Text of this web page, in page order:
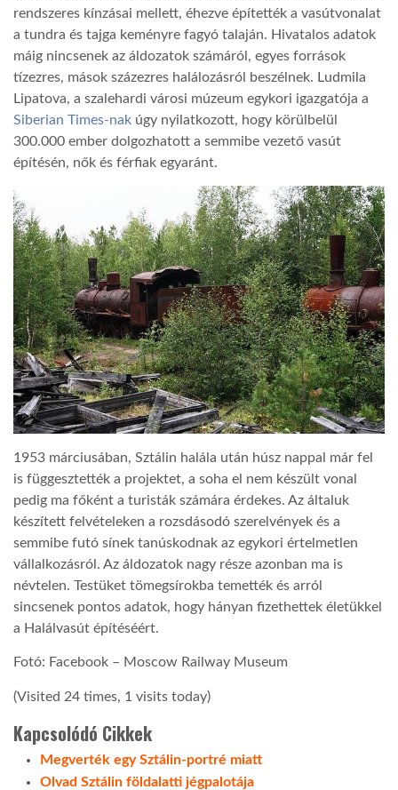
rendszeres kínzásai mellett, éhezve építették a vasútvonalat
a tundra és tajga keményre fagyó talaján. Hivatalos adatok
máig nincsenek az áldozatok számáról, egyes források
tízezres, mások százezres halálozásról beszélnek. Ludmila
Lipatova, a szalehardi városi múzeum egykori igazgatója a
Siberian Times-nak úgy nyilatkozott, hogy körülbelül
300.000 ember dolgozhatott a semmibe vezető vasút
építésén, nők és férfiak egyaránt.
1953 márciusában, Sztálin halála után húsz nappal már fel
is függesztették a projektet, a soha el nem készült vonal
pedig ma főként a turisták számára érdekes. Az általuk
készített felvételeken a rozsdásodó szerelvények és a
semmibe futó sínek tanúskodnak az egykori értelmetlen
vállalkozásról. Az áldozatok nagy része azonban ma is
névtelen. Testüket tömegsírokba temették és arról
sincsenek pontos adatok, hogy hányan fizethettek életükkel
a Halálvasút építéséért.
Fotó: Facebook – Moscow Railway Museum
(Visited 24 times, 1 visits today)
Kapcsolódó Cikkek
Megverték egy Sztálin-portré miatt
Olvad Sztálin földalatti jégpalotája